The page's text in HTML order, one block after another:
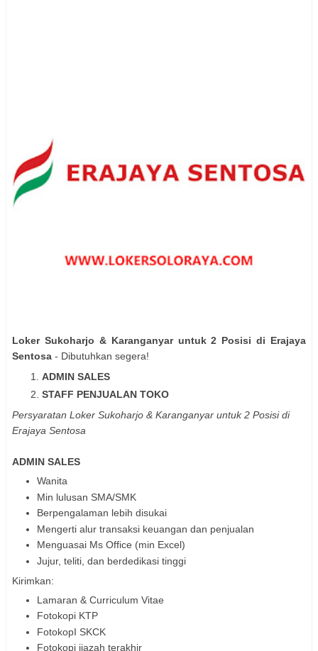
Loker Sukoharjo & Karanganyar untuk 2 Posisi di Erajaya
Sentosa - Dibutuhkan segera!
ADMIN SALES
STAFF PENJUALAN TOKO
Persyaratan Loker Sukoharjo & Karanganyar untuk 2 Posisi di
Erajaya Sentosa
ADMIN SALES
Wanita
Min lulusan SMA/SMK
Berpengalaman lebih disukai
Mengerti alur transaksi keuangan dan penjualan
Menguasai Ms Office (min Excel)
Jujur, teliti, dan berdedikasi tinggi
Kirimkan:
Lamaran & Curriculum Vitae
Fotokopi KTP
FotokopI SKCK
Fotokopi ijazah terakhir